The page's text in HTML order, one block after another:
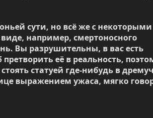
сути, но всё же с некоторыми
например, смертоносного
Вы разрушительны, в вас есть
её в реальность,
статуей где-нибудь в
выражением ужаса, мягко